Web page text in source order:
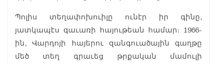
Պոլիս տեղափոխուիլը ունէր իր գինը,
յատկապէս գաւառի հայութեան համար։ 1966-
ին, Վարդոյի հայերու զանգուածային գաղթը
մեծ տեղ գրաւեց թրքական մամուլի